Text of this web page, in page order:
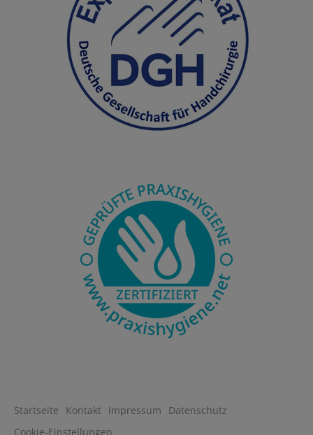
Startseite Kontakt Impressum
Datenschutz
Cookie-Einstellungen